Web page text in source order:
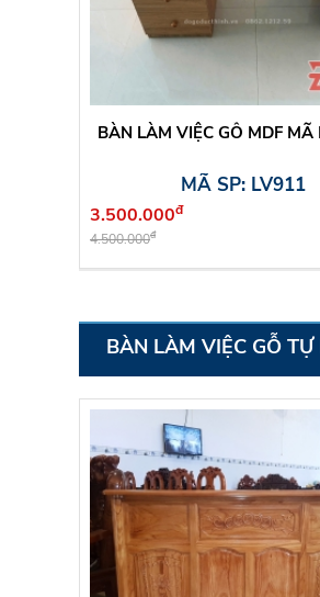
BÀN LÀM VIỆC GỖ MDF
MÃ SP: LV911
3.500.000đ
4.500.000đ
BÀN LÀM VIỆC GỖ TỰ